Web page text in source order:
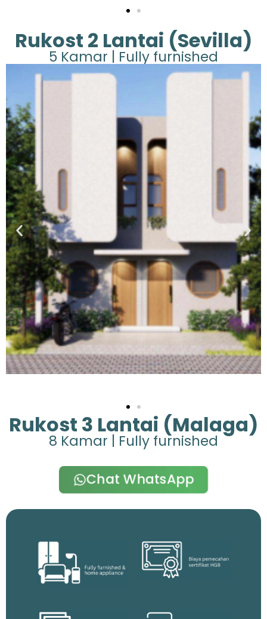
Rukost 2 Lantai (Sevilla)
5 Kamar | Fully furnished
Rukost 3 Lantai (Malaga)
8 Kamar | Fully furnished
Chat WhatsApp